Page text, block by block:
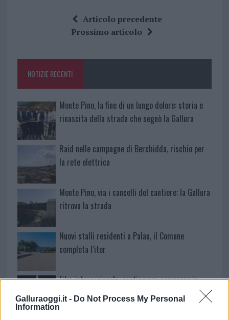
Galluraoggi.it - Do Not Process My Personal
Information
o
k
te
re
at
s
p
p
a
re
Articolo precedente
Prossimo articolo
NOTIZIE RECENTI
Monte Pino, la fine di un lungo dolore: storia e
rinascita della strada che segnò la Gallura
Raid nelle campagne di Berchidda, rischio per
la rete elettrica
Monte Pino, via i cancelli del cantiere: la Gallura
ritrova la strada
Nuovi stalli residenti a Palau, il Comune
completa l’iter
Film internazionale, casting per comparse in
Costa Smeralda